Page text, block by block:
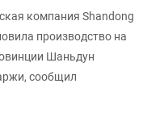
компания Shandong
производство на
Шаньдун
сообщил